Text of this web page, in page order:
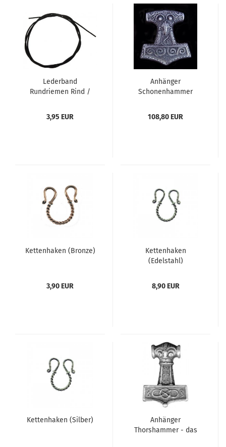
Lederband
Rundriemen Rind /
3,95 EUR
Anhänger
Schonenhammer
108,80 EUR
Kettenhaken (Bronze)
3,90 EUR
Kettenhaken
(Edelstahl)
8,90 EUR
Kettenhaken (Silber)
Anhänger
Thorshammer - das